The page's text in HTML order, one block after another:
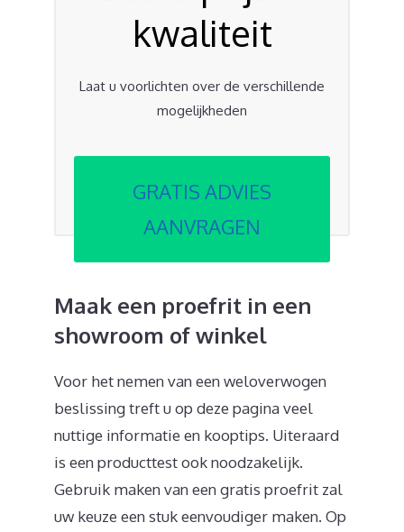
kwaliteit
Laat u voorlichten over de verschillende
mogelijkheden
GRATIS ADVIES
AANVRAGEN
Maak een proefrit in een
showroom of winkel
Voor het nemen van een weloverwogen
beslissing treft u op deze pagina veel
nuttige informatie en kooptips. Uiteraard
is een producttest ook noodzakelijk.
Gebruik maken van een gratis proefrit zal
uw keuze een stuk eenvoudiger maken. Op